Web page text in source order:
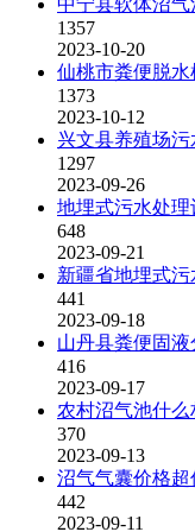
中宁县软体沼气
1357
2023-10-20
仙桃市粪便脱水
1373
2023-10-12
兴文县养殖场
1297
2023-09-26
地埋式污水处
648
2023-09-21
新疆省地埋式
441
2023-09-18
山丹县粪便固液
416
2023-09-17
农村沼气池什么
370
2023-09-13
沼气气囊价格超
442
2023-09-11